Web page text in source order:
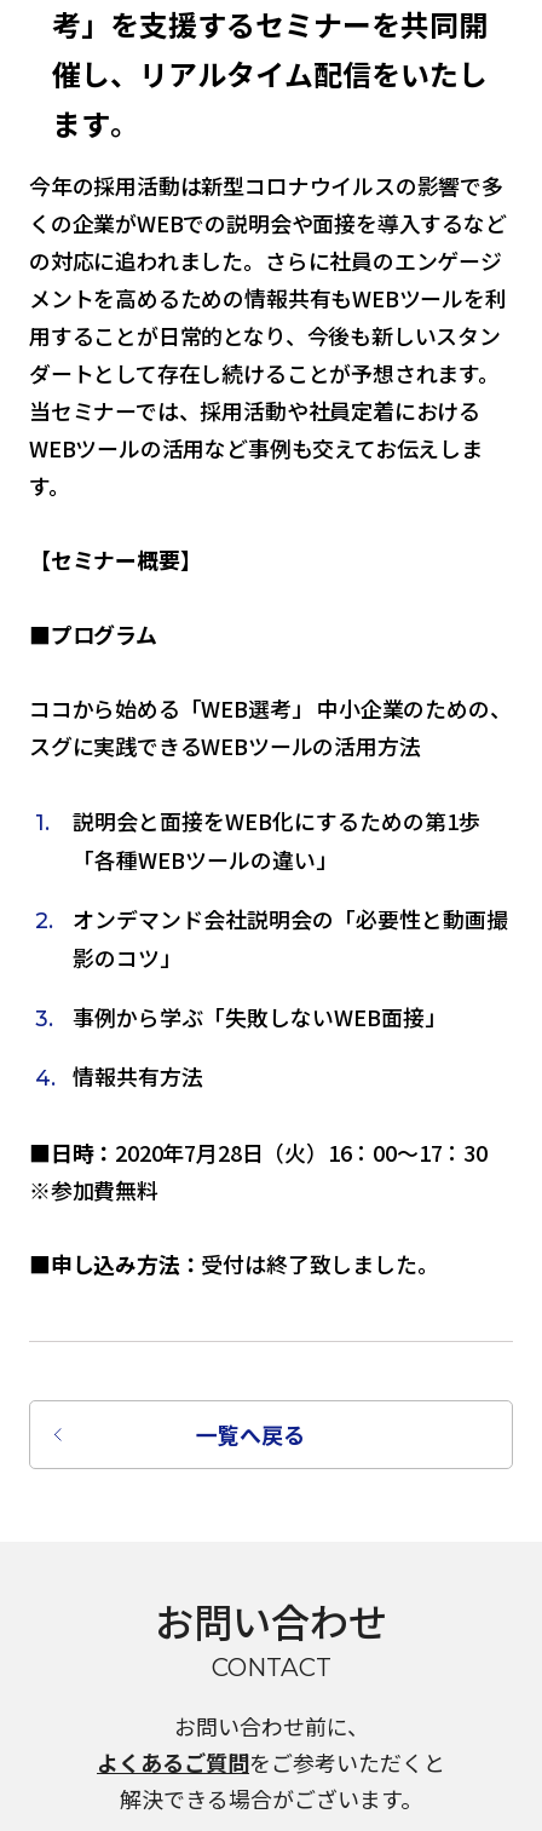
考」を支援するセミナーを共同開
催し、リアルタイム配信をいたし
ます。
今年の採用活動は新型コロナウイルスの影響で多
くの企業がWEBでの説明会や面接を導入するなど
の対応に追われました。さらに社員のエンゲージ
メントを高めるための情報共有もWEBツールを利
用することが日常的となり、今後も新しいスタン
ダートとして存在し続けることが予想されます。
当セミナーでは、採用活動や社員定着における
WEBツールの活用など事例も交えてお伝えしま
す。
【セミナー概要】
■プログラム
ココから始める「WEB選考」 中小企業のための、
スグに実践できるWEBツールの活用方法
説明会と面接をWEB化にするための第1歩
「各種WEBツールの違い」
オンデマンド会社説明会の「必要性と動画撮
影のコツ」
事例から学ぶ「失敗しないWEB面接」
情報共有方法
■日時： 2020年7月28日（火）16：00～17：30
※参加費無料
■申し込み方法： 受付は終了致しました。
一覧へ戻る
お問い合わせ
CONTACT
お問い合わせ前に、
よくあるご質問をご参考いただくと
解決できる場合がございます。